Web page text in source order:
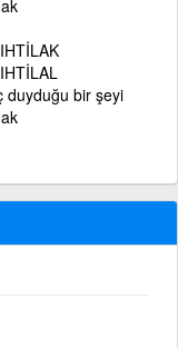
IHTİLAK
IHTİLAL
duyduğu bir şeyi